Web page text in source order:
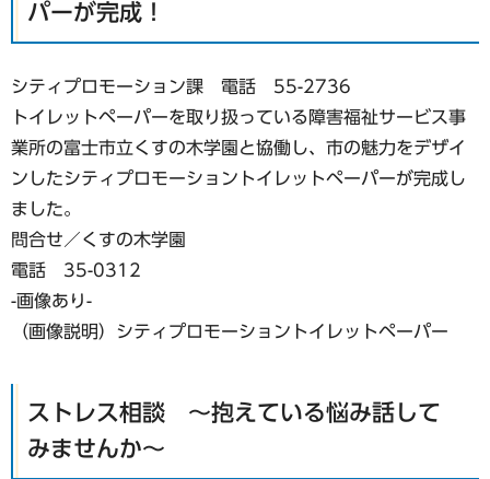
パーが完成！
シティプロモーション課 電話 55-2736
トイレットペーパーを取り扱っている障害福祉サービス事
業所の富士市立くすの木学園と協働し、市の魅力をデザイ
ンしたシティプロモーショントイレットペーパーが完成し
ました。
問合せ／くすの木学園
電話 35-0312
-画像あり-
（画像説明）シティプロモーショントイレットペーパー
ストレス相談 ～抱えている悩み話して
みませんか～